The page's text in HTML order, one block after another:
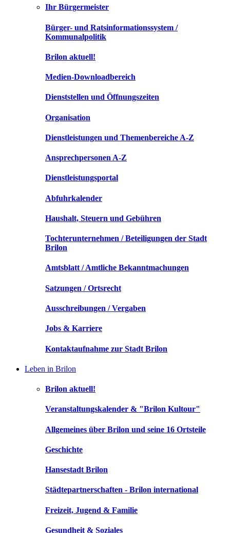
Ihr Bürgermeister
Bürger- und Ratsinformationssystem /
Kommunalpolitik
Brilon aktuell!
Medien-Downloadbereich
Dienststellen und Öffnungszeiten
Organisation
Dienstleistungen und Themenbereiche A-Z
Ansprechpersonen A-Z
Dienstleistungsportal
Abfuhrkalender
Haushalt, Steuern und Gebühren
Tochterunternehmen / Beteiligungen der Stadt
Brilon
Amtsblatt / Amtliche Bekanntmachungen
Satzungen / Ortsrecht
Ausschreibungen / Vergaben
Jobs & Karriere
Kontaktaufnahme zur Stadt Brilon
Leben in Brilon
Brilon aktuell!
Veranstaltungskalender & "Brilon Kultour"
Allgemeines über Brilon und seine 16 Ortsteile
Geschichte
Hansestadt Brilon
Städtepartnerschaften - Brilon international
Freizeit, Jugend & Familie
Gesundheit & Soziales